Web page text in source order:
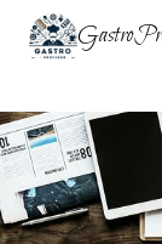
Přeskočit